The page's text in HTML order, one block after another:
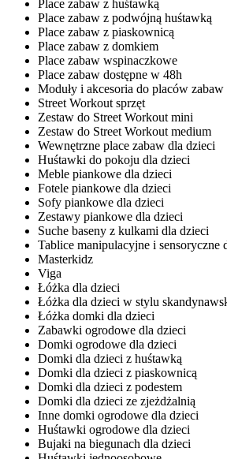
Place zabaw z huśtawką
Place zabaw z podwójną huśtawką
Place zabaw z piaskownicą
Place zabaw z domkiem
Place zabaw wspinaczkowe
Place zabaw dostępne w 48h
Moduły i akcesoria do placów zabaw
Street Workout sprzęt
Zestaw do Street Workout mini
Zestaw do Street Workout medium
Wewnętrzne place zabaw dla dzieci
Huśtawki do pokoju dla dzieci
Meble piankowe dla dzieci
Fotele piankowe dla dzieci
Sofy piankowe dla dzieci
Zestawy piankowe dla dzieci
Suche baseny z kulkami dla dzieci
Tablice manipulacyjne i sensoryczne
Masterkidz
Viga
Łóżka dla dzieci
Łóżka dla dzieci w stylu
Łóżka domki dla dzieci
Zabawki ogrodowe dla dzieci
Domki ogrodowe dla dzieci
Domki dla dzieci z huśtawką
Domki dla dzieci z piaskownicą
Domki dla dzieci z podestem
Domki dla dzieci ze zjeżdżalnią
Inne domki ogrodowe dla dzieci
Huśtawki ogrodowe dla dzieci
Bujaki na biegunach dla dzieci